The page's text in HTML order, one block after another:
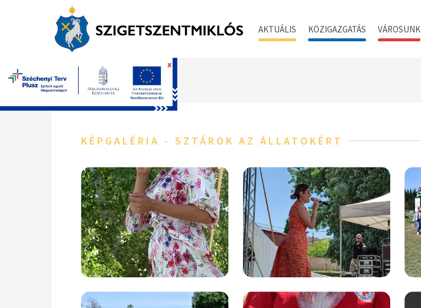
AKTUÁLIS KÖZIGAZGATÁS VÁROSUNK
x
Főoldal
KÉPGALÉRIA - SZTÁROK AZ ÁLLATOKÉRT